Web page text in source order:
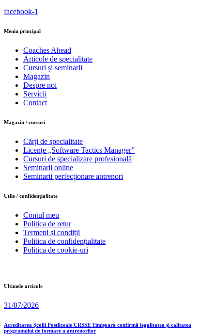
facebook-1
Meniu principal
Coaches Ahead
Articole de specialitate
Cursuri și seminarii
Magazin
Despre noi
Servicii
Contact
Magazin / cursuri
Cărți de specialitate
Licențe „Software Tactics Manager”
Cursuri de specializare profesională
Seminarii online
Seminarii perfecționare antrenori
Utile / confidențialitate
Contul meu
Politica de retur
Termeni și condiții
Politica de confidențialitate
Politica de cookie-uri
Ultimele articole
31/07/2026
Acreditarea Școlii Postliceale CRSSE Timișoara confirmă legalitatea și calitatea
programului de formare a antrenorilor